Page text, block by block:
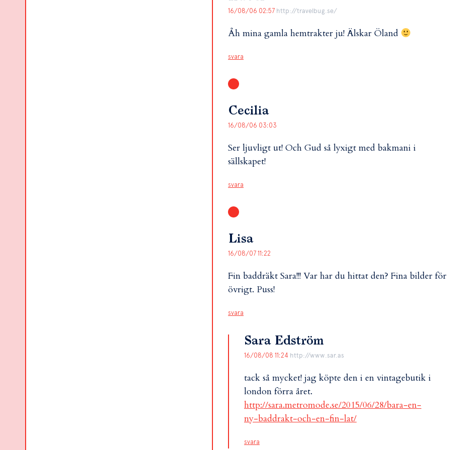
16/08/06 02:57 http://travelbug.se/
Åh mina gamla hemtrakter ju! Älskar Öland
svara
Cecilia
16/08/06 03:03
Ser ljuvligt ut! Och Gud så lyxigt med bakmani i
sällskapet!
svara
Lisa
16/08/07 11:22
Fin baddräkt Sara!!! Var har du hittat den? Fina bilder för
övrigt. Puss!
svara
Sara Edström
16/08/08 11:24 http://www.sar.as
tack så mycket! jag köpte den i en vintagebutik i
london förra året.
http://sara.metromode.se/2015/06/28/bara-en-
ny-baddrakt-och-en-fin-lat/
svara